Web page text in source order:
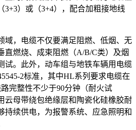
3+3）或（3+4），配合加粗接地线
域，电缆不仅要满足阻燃、低烟、无
直燃烧、成束阻燃（A/B/C类）及烟
试。此外，动车组与地铁车辆用电缆
2标准，其中HL系列要求电缆在
完整性不少于90分钟（耐火试
云母带绕包绝缘层和陶瓷化硅橡胶耐
持续供电，为报警系统、应急照明和